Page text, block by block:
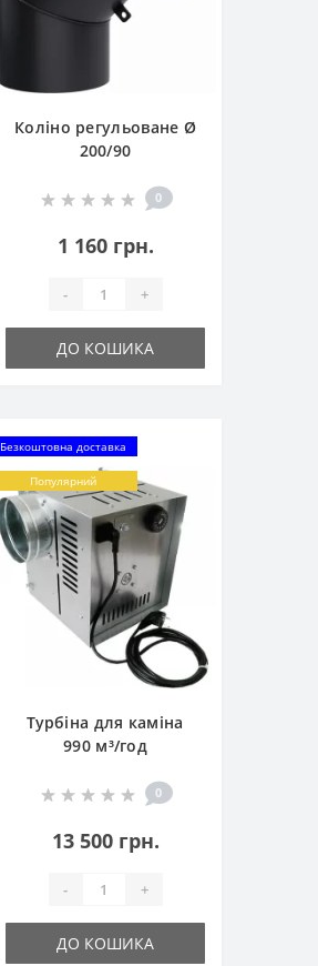
Коліно регульоване Ø
200/90
0
1 160 грн.
- +
ДО КОШИКА
Безкоштовна доставка
Популярний
Турбіна для каміна
990 м³/год
0
13 500 грн.
- +
ДО КОШИКА